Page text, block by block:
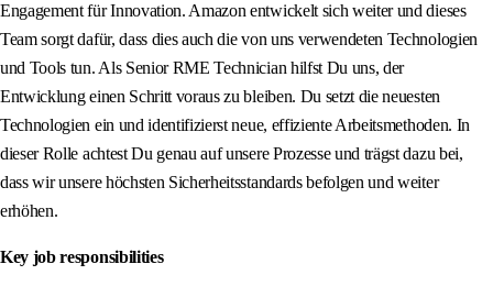
Engagement für Innovation. Amazon entwickelt sich weiter und dieses
Team sorgt dafür, dass dies auch die von uns verwendeten Technologien
und Tools tun. Als Senior RME Technician hilfst Du uns, der
Entwicklung einen Schritt voraus zu bleiben. Du setzt die neuesten
Technologien ein und identifizierst neue, effiziente Arbeitsmethoden. In
dieser Rolle achtest Du genau auf unsere Prozesse und trägst dazu bei,
dass wir unsere höchsten Sicherheitsstandards befolgen und weiter
erhöhen.
Key job responsibilities